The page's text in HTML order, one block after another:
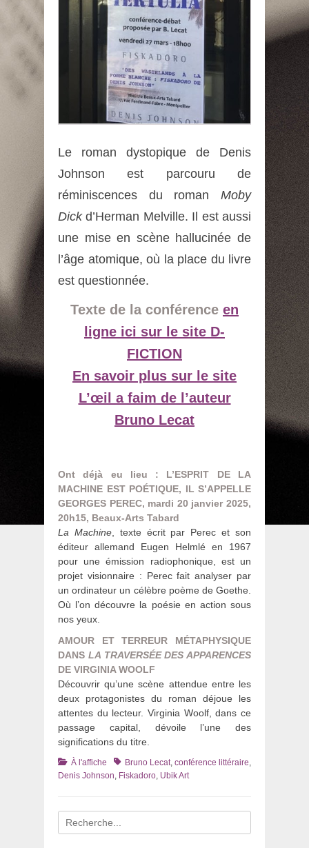
Le roman dystopique de Denis
Johnson est parcouru de
réminiscences du roman Moby
Dickd’Herman Melville. Il est aussi
une mise en scène hallucinée de
l’âge atomique, où la place du livre
est questionnée.
Texte de la conférence en
ligne ici sur le site D-
FICTION
En savoir plus sur le site
L’œil a faim de l’auteur
Bruno Lecat
Ont déjà eu lieu : L’ESPRIT DE LA
MACHINE EST POÉTIQUE, IL S’APPELLE
GEORGES PEREC, mardi 20 janvier 2025,
20h15, Beaux-Arts Tabard
La Machine, texte écrit par Perec et son
éditeur allemand Eugen Helmlé en 1967
pour une émission radiophonique, est un
projet visionnaire : Perec fait analyser par
un ordinateur un célèbre poème de Goethe.
Où l’on découvre la poésie en action sous
nos yeux.
AMOUR ET TERREUR MÉTAPHYSIQUE
DANS LA TRAVERSÉE DES APPARENCES
DE VIRGINIA WOOLF
Découvrir qu’une scène attendue entre les
deux protagonistes du roman déjoue les
attentes du lecteur. Virginia Woolf, dans ce
passage capital, dévoile l’une des
significations du titre.
Catégories
À l'affiche TagsBruno Lecat conférence littéraire
Denis Johnson Fiskadoro Ubik Art
Recherche
pour